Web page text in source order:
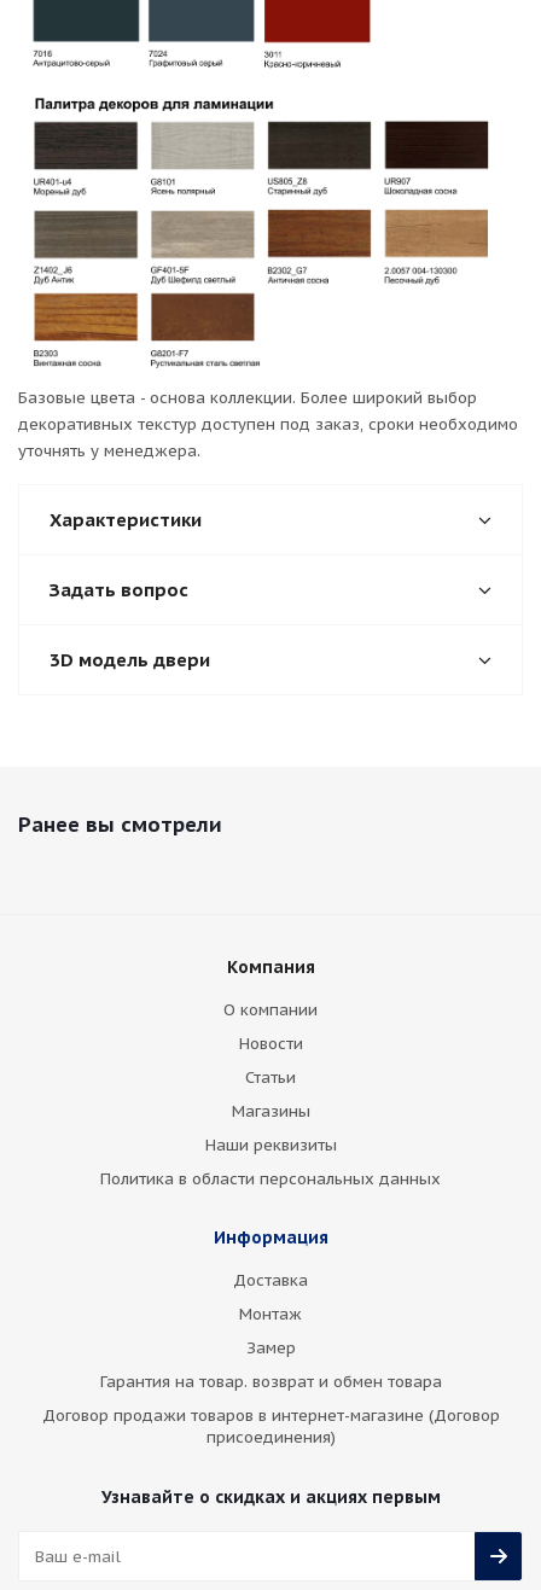
Базовые цвета - основа коллекции. Более широкий выбор
декоративных текстур доступен под заказ, сроки необходимо
уточнять у менеджера.
Характеристики
Задать вопрос
3D модель двери
Ранее вы смотрели
Компания
О компании
Новости
Статьи
Магазины
Наши реквизиты
Политика в области персональных данных
Информация
Доставка
Монтаж
Замер
Гарантия на товар. возврат и обмен товара
Договор продажи товаров в интернет-магазине (Договор
присоединения)
Узнавайте о скидках и акциях первым